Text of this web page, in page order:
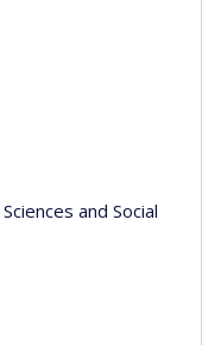
Sciences and Social